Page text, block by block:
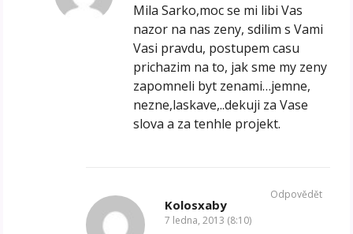
Mila Sarko,moc se mi libi Vas
nazor na nas zeny, sdilim s Vami
Vasi pravdu, postupem casu
prichazim na to, jak sme my zeny
zapomneli byt zenami…jemne,
nezne,laskave,..dekuji za Vase
slova a za tenhle projekt.
Kolosxaby
7 ledna, 2013 (8:10)
Odpovědět